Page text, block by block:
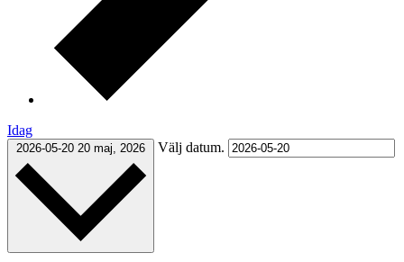
Idag
2026-05-20 20 maj, 2026 Välj datum.